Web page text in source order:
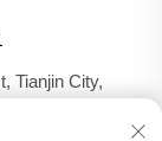
Tianjin City,